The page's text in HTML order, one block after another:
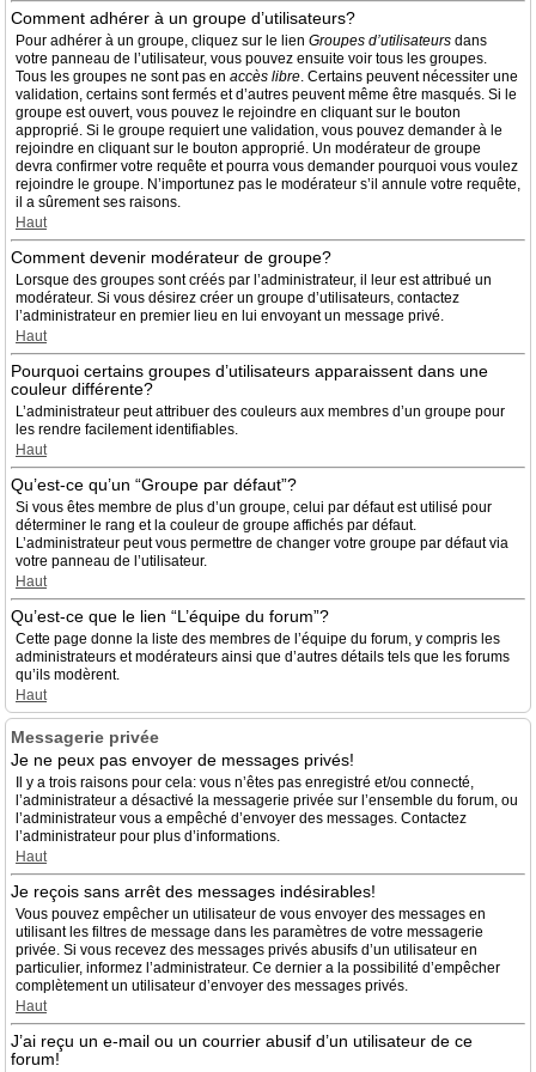
Comment adhérer à un groupe d’utilisateurs?
Pour adhérer à un groupe, cliquez sur le lien Groupes d’utilisateurs dans
votre panneau de l’utilisateur, vous pouvez ensuite voir tous les groupes.
Tous les groupes ne sont pas en accès libre. Certains peuvent nécessiter une
validation, certains sont fermés et d’autres peuvent même être masqués. Si le
groupe est ouvert, vous pouvez le rejoindre en cliquant sur le bouton
approprié. Si le groupe requiert une validation, vous pouvez demander à le
rejoindre en cliquant sur le bouton approprié. Un modérateur de groupe
devra confirmer votre requête et pourra vous demander pourquoi vous voulez
rejoindre le groupe. N’importunez pas le modérateur s’il annule votre requête,
il a sûrement ses raisons.
Haut
Comment devenir modérateur de groupe?
Lorsque des groupes sont créés par l’administrateur, il leur est attribué un
modérateur. Si vous désirez créer un groupe d’utilisateurs, contactez
l’administrateur en premier lieu en lui envoyant un message privé.
Haut
Pourquoi certains groupes d’utilisateurs apparaissent dans une
couleur différente?
L’administrateur peut attribuer des couleurs aux membres d’un groupe pour
les rendre facilement identifiables.
Haut
Qu’est-ce qu’un “Groupe par défaut”?
Si vous êtes membre de plus d’un groupe, celui par défaut est utilisé pour
déterminer le rang et la couleur de groupe affichés par défaut.
L’administrateur peut vous permettre de changer votre groupe par défaut via
votre panneau de l’utilisateur.
Haut
Qu’est-ce que le lien “L’équipe du forum”?
Cette page donne la liste des membres de l’équipe du forum, y compris les
administrateurs et modérateurs ainsi que d’autres détails tels que les forums
qu’ils modèrent.
Haut
Messagerie privée
Je ne peux pas envoyer de messages privés!
Il y a trois raisons pour cela: vous n’êtes pas enregistré et/ou connecté,
l’administrateur a désactivé la messagerie privée sur l’ensemble du forum, ou
l’administrateur vous a empêché d’envoyer des messages. Contactez
l’administrateur pour plus d’informations.
Haut
Je reçois sans arrêt des messages indésirables!
Vous pouvez empêcher un utilisateur de vous envoyer des messages en
utilisant les filtres de message dans les paramètres de votre messagerie
privée. Si vous recevez des messages privés abusifs d’un utilisateur en
particulier, informez l’administrateur. Ce dernier a la possibilité d’empêcher
complètement un utilisateur d’envoyer des messages privés.
Haut
J’ai reçu un e-mail ou un courrier abusif d’un utilisateur de ce
forum!